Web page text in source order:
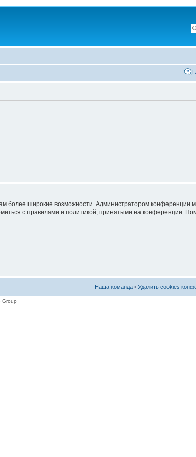
более широкие возможности. Администратором конференции
с правилами и политикой, принятыми на конференции.
Наша команда • Удалить cookies
Group